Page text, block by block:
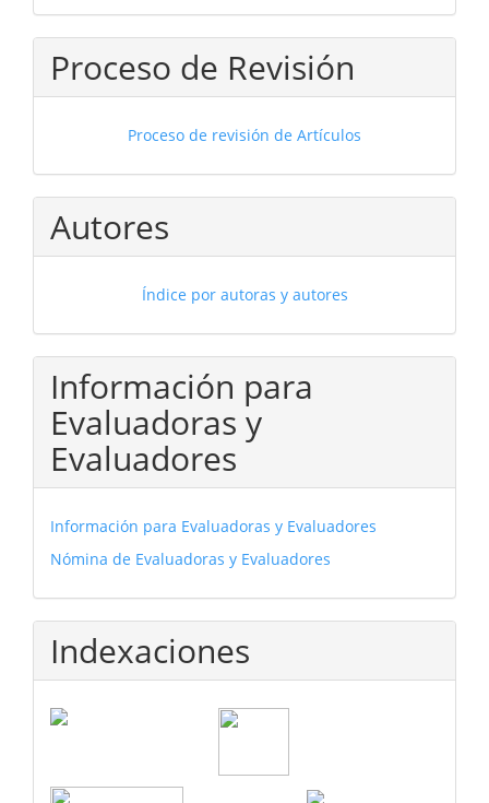
Proceso de Revisión
Proceso de revisión de Artículos
Autores
Índice por autoras y autores
Información para
Evaluadoras y
Evaluadores
Información para Evaluadoras y Evaluadores
Nómina de Evaluadoras y Evaluadores
Indexaciones